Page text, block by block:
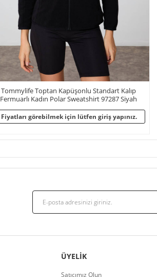
Tommylife Toptan Kapüşonlu Standart Kalıp
Fermuarlı Kadın Polar Sweatshirt 97287 Siyah
Fiyatları görebilmek için lütfen giriş yapınız.
ÜYELIK
Satıcımız Olun